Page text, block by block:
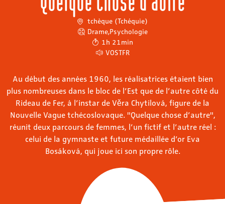
tchèque (Tchéquie)
Drame,Psychologie
1h 21min
VOSTFR
Au début des années 1960, les réalisatrices étaient bien
plus nombreuses dans le bloc de l’Est que de l’autre côté du
Rideau de Fer, à l’instar de Věra Chytilová, figure de la
Nouvelle Vague tchécoslovaque. "Quelque chose d’autre",
réunit deux parcours de femmes, l’un fictif et l’autre réel :
celui de la gymnaste et future médaillée d’or Eva
Bosáková, qui joue ici son propre rôle.